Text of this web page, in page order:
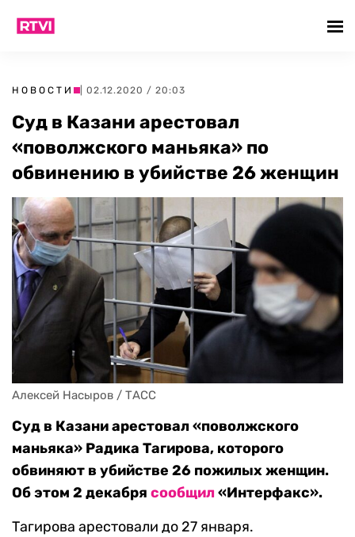
НОВОСТИ | 02.12.2020 / 20:03
Суд в Казани арестовал
«поволжского маньяка» по
обвинению в убийстве 26 женщин
Алексей Насыров / ТАСС
Суд в Казани арестовал «поволжского
маньяка» Радика Тагирова, которого
обвиняют в убийстве 26 пожилых женщин.
Об этом 2 декабря сообщил«Интерфакс».
Тагирова арестовали до 27 января.